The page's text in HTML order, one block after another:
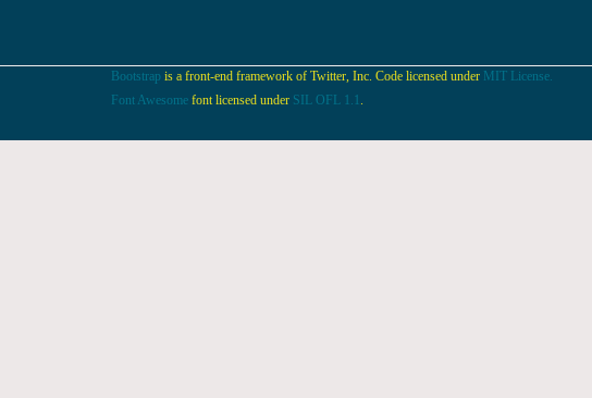
Bootstrap is a front-end framework of Twitter, Inc. Code licensed under MIT License.
Font Awesome font licensed under SIL OFL 1.1 .